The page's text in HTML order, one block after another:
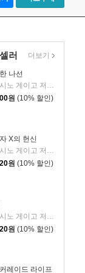
러
나선
히가시노 게이고 저/김선영 역
원 (10% 할인)
X의 헌신
히가시노 게이고 저/양억관 역
원 (10% 할인)
히가시노 게이고 저/양윤옥 역
원 (10% 할인)
레이드 라이프
더보기